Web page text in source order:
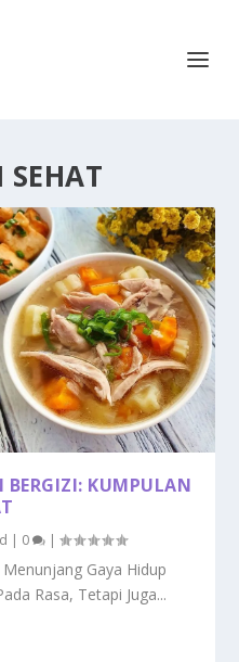
KUMPULAN
0 |
Gaya Hidup
Rasa, Tetapi Juga...